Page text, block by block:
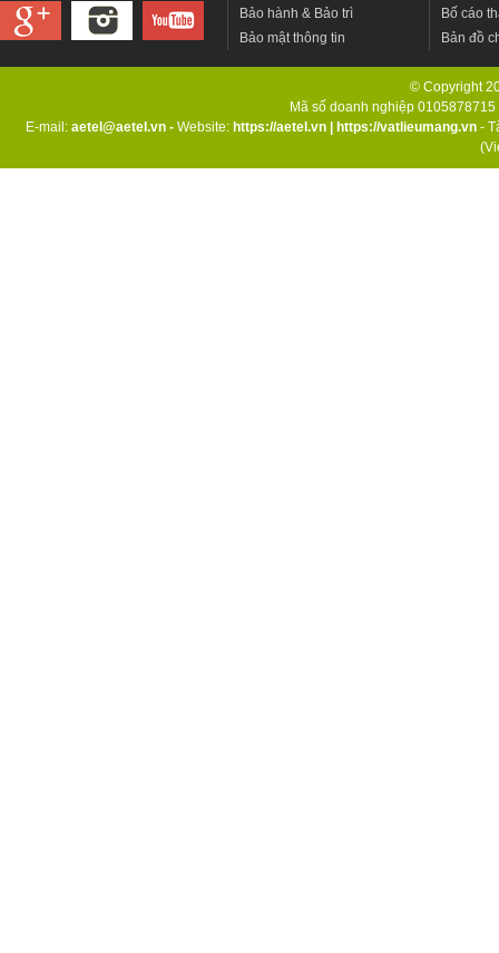
Bảo hành & Bảo trì
Bảo mật thông tin
Bố cáo
Bản đồ
© Copyright
Mã số doanh nghiệp
E-mail: aetel@aetel.vn - Website: https://aetel.vn https://vatlieumang.vn -